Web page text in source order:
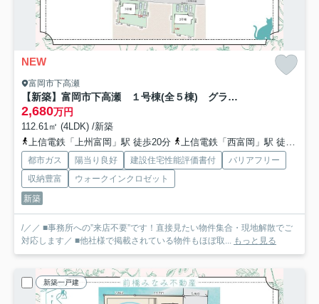
NEW
富岡市下高瀬
【新築】富岡市下高瀬 １号棟(全５棟) グラファーレ 新築建売分譲
2,680万円
112.61㎡ (4LDK) /新築
上信電鉄「上州富岡」駅 徒歩20分
上信電鉄「西富岡」駅 徒歩23分
都市ガス 陽当り良好 建設住宅性能評価書付
バリアフリー
収納豊富
ウォークインクロゼット
新築
/／／ ■事務所への”来店不要”です！直接見たい物件集合・現地解散でご
対応します／ ■他社様で掲載されている物件もほぼ取...
もっと見る
新築一戸建